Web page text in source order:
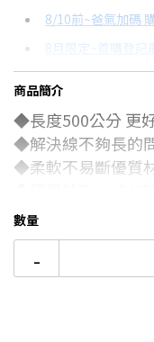
分期數
12期
24期
8/10前~爸氣加碼
8月限定~首購登記
台灣大哥大Open
更多信用卡分期0
商品簡介
◆長度500公分 更
◆解決線不夠長的
◆柔軟不易斷優質
◆適用於TypeC
◆手機 平板須支援
數量
-